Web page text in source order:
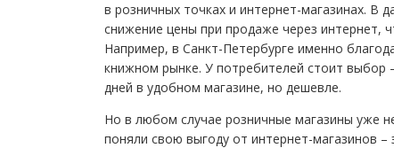
в розничных точках и интернет-магазинах. В
снижение цены при продаже через интернет,
Например, в Санкт-Петербурге именно
книжном рынке. У потребителей стоит выбор
дней в удобном магазине, но дешевле.
Но в любом случае розничные магазины уже
поняли свою выгоду от интернет-магазинов